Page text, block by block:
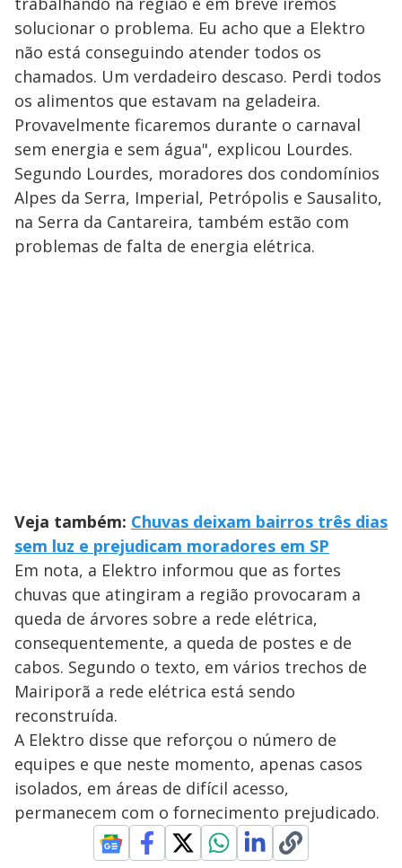
solucionar o problema. Eu acho que a Elektro
não está conseguindo atender todos os
chamados. Um verdadeiro descaso. Perdi todos
os alimentos que estavam na geladeira.
Provavelmente ficaremos durante o carnaval
sem energia e sem água", explicou Lourdes.
Segundo Lourdes, moradores dos condomínios
Alpes da Serra, Imperial, Petrópolis e Sausalito,
na Serra da Cantareira, também estão com
problemas de falta de energia elétrica.
Veja também: Chuvas deixam bairros três dias
sem luz e prejudicam moradores em SP
Em nota, a Elektro informou que as fortes
chuvas que atingiram a região provocaram a
queda de árvores sobre a rede elétrica,
consequentemente, a queda de postes e de
cabos. Segundo o texto, em vários trechos de
Mairiporã a rede elétrica está sendo
reconstruída.
A Elektro disse que reforçou o número de
equipes e que neste momento, apenas casos
isolados, em áreas de difícil acesso,
permanecem com o fornecimento prejudicado.